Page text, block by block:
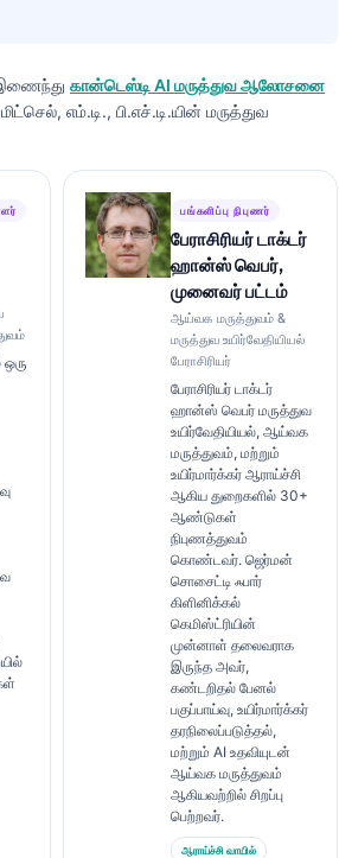
கான்டெஸ்டி AI மருத்துவ ஆலோசனை
எம்.டி., பி.எச்.டி.யின் மருத்துவ
ஒரு
பங்களிப்பு நிபுணர்
பேராசிரியர் டாக்டர்
ஹான்ஸ் வெபர்,
முனைவர் பட்டம்
ஆய்வக மருத்துவம் &
மருத்துவ உயிர்வேதியியல்
பேராசிரியர்
பேராசிரியர் டாக்டர்
ஹான்ஸ் வெபர் மருத்துவ
உயிர்வேதியியல், ஆய்வக
மருத்துவம், மற்றும்
உயிர்மார்க்கர் ஆராய்ச்சி
ஆகிய துறைகளில் 30+
ஆண்டுகள்
நிபுணத்துவம்
கொண்டவர். ஜெர்மன்
சொசைட்டி ஃபார்
கிளினிக்கல்
கெமிஸ்ட்ரியின்
முன்னாள் தலைவராக
இருந்த அவர்,
கண்டறிதல் பேனல்
பகுப்பாய்வு, உயிர்மார்க்கர்
தரநிலைப்படுத்தல்,
மற்றும் AI உதவியுடன்
ஆய்வக மருத்துவம்
ஆகியவற்றில் சிறப்பு
பெற்றவர்.
ஆராய்ச்சி வாயில்